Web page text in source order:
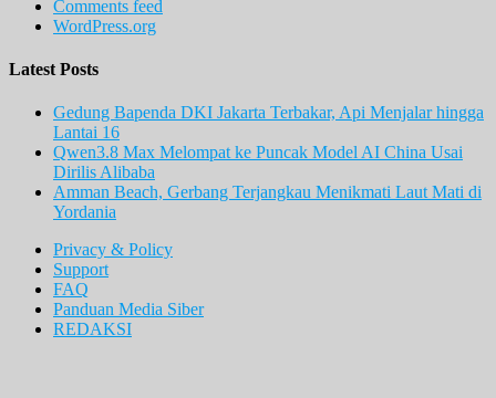
Comments feed
WordPress.org
Latest Posts
Gedung Bapenda DKI Jakarta Terbakar, Api Menjalar hingga
Lantai 16
Qwen3.8 Max Melompat ke Puncak Model AI China Usai
Dirilis Alibaba
Amman Beach, Gerbang Terjangkau Menikmati Laut Mati di
Yordania
Privacy & Policy
Support
FAQ
Panduan Media Siber
REDAKSI